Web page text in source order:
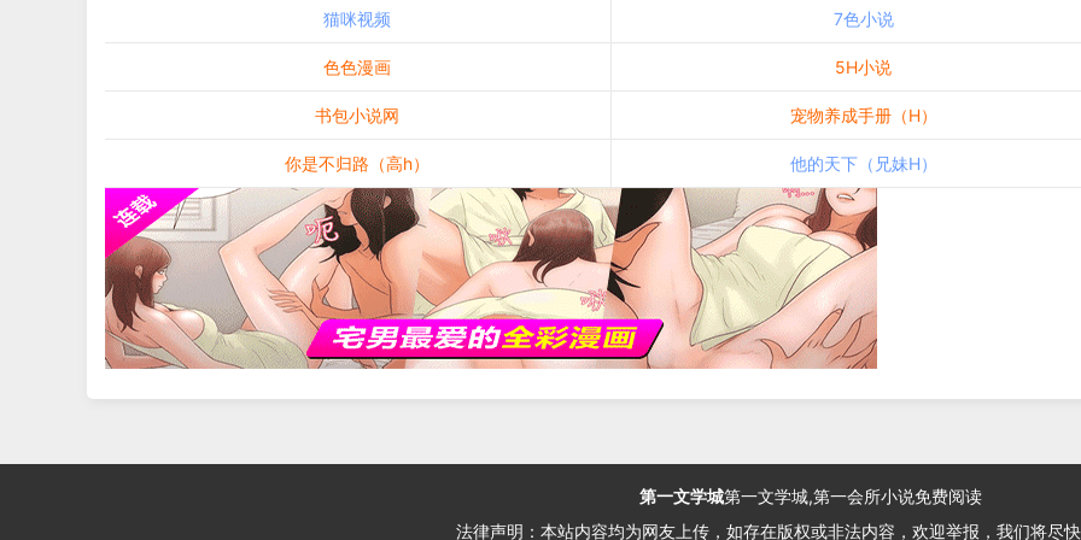
猫咪视频 7色小说
色色漫画 5H小说
书包小说网 宠物养成手册（H）
你是不归路（高h） 他的天下（兄妹H）
第一文学城第一文学城,第一会所小说免费阅读
法律声明：本站内容均为网友上传，如存在版权或非法内容，欢迎举报，我们将尽快